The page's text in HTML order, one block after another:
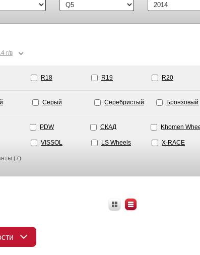
г/в ⌄
R18 R19 R20
Серый Серебристый Бронзовый
PDW СКАД Khomen
VISSOL LS Wheels X-RACE
(7)